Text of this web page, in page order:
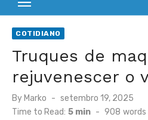
COTIDIANO
Truques de
rejuvenescer o
By Marko
Posted
on
setembro 19, 2025
Time to Read: 5 min - 908 words